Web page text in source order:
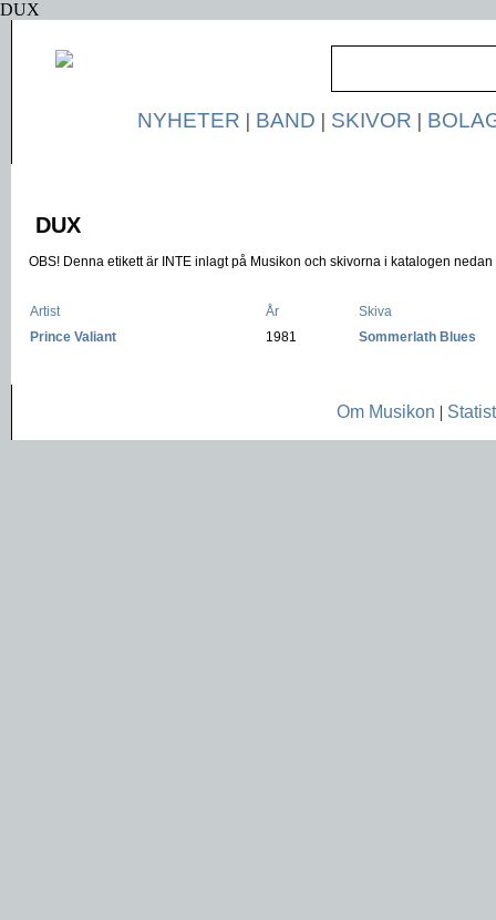
DUX
NYHETER | BAND | SKIVOR |
DUX
OBS! Denna etikett är INTE inlagt på Musikon och skivorna i katalogen
Artist År
Skiva
Prince Valiant
1981 Sommerlath Blues
Om Musikon |